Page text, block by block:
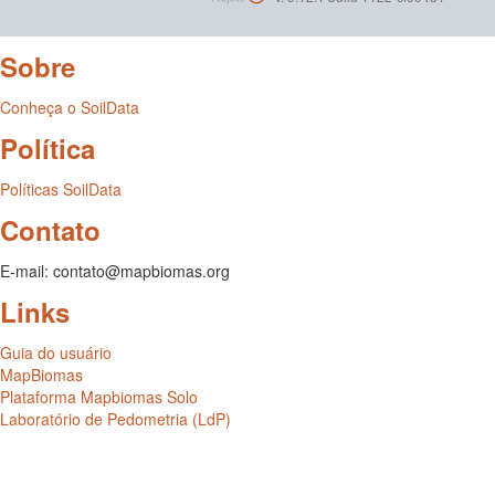
Sobre
Conheça o SoilData
Política
Políticas SoilData
Contato
E-mail: contato@mapbiomas.org
Links
Guia do usuário
MapBiomas
Plataforma Mapbiomas Solo
Laboratório de Pedometria (LdP)